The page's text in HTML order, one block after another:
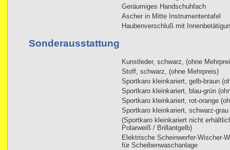
Geräumiges Handschuhfach
Ascher in Mitte Instrumententafel
Haubenverschluß mit
Sonderausstattung
Kunstleder, schwarz, (ohne
Stoff, schwarz, (ohne Mehrpreis)
Sportkaro kleinkariert, gelb-braun
Sportkaro kleinkariert, blau-grün
Sportkaro kleinkariert, rot-orange
Sportkaro kleinkariert, schwarz-
(Sportkaro kleinkariert nicht
Polarweiß / Brillantgelb)
Elektrische Scheinwerfer-Wischer-
für Scheibenwaschanlage